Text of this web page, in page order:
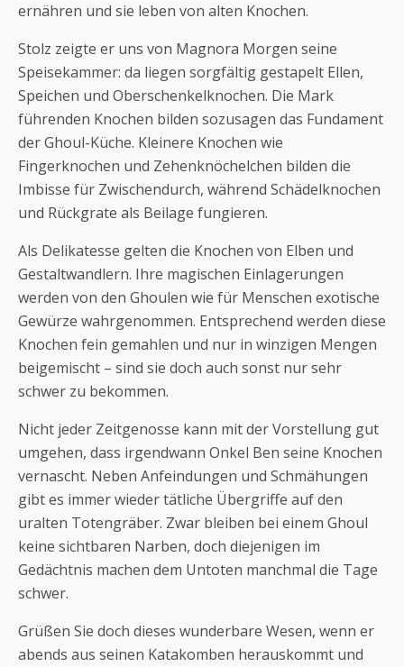
ernähren und sie leben von alten Knochen.
Stolz zeigte er uns von Magnora Morgen seine
Speisekammer: da liegen sorgfältig gestapelt Ellen,
Speichen und Oberschenkelknochen. Die Mark
führenden Knochen bilden sozusagen das Fundament
der Ghoul-Küche. Kleinere Knochen wie
Fingerknochen und Zehenknöchelchen bilden die
Imbisse für Zwischendurch, während Schädelknochen
und Rückgrate als Beilage fungieren.
Als Delikatesse gelten die Knochen von Elben und
Gestaltwandlern. Ihre magischen Einlagerungen
werden von den Ghoulen wie für Menschen exotische
Gewürze wahrgenommen. Entsprechend werden diese
Knochen fein gemahlen und nur in winzigen Mengen
beigemischt – sind sie doch auch sonst nur sehr
schwer zu bekommen.
Nicht jeder Zeitgenosse kann mit der Vorstellung gut
umgehen, dass irgendwann Onkel Ben seine Knochen
vernascht. Neben Anfeindungen und Schmähungen
gibt es immer wieder tätliche Übergriffe auf den
uralten Totengräber. Zwar bleiben bei einem Ghoul
keine sichtbaren Narben, doch diejenigen im
Gedächtnis machen dem Untoten manchmal die Tage
schwer.
Grüßen Sie doch dieses wunderbare Wesen, wenn er
abends aus seinen Katakomben herauskommt und